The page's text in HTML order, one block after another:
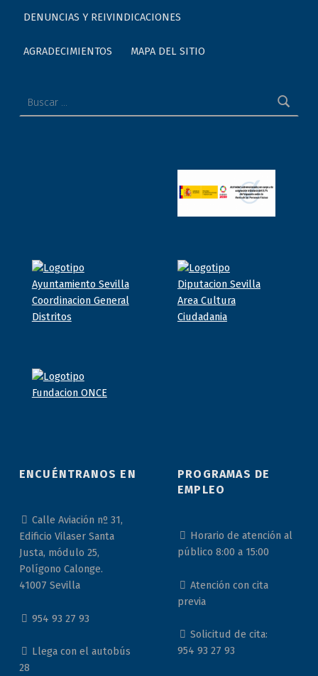
DENUNCIAS Y REIVINDICACIONES
AGRADECIMIENTOS MAPA DEL SITIO
ENCUÉNTRANOS EN
Calle Aviación nº 31,
Edificio Vilaser Santa
Justa, módulo 25,
Polígono Calonge.
41007 Sevilla
954 93 27 93
Llega con el autobús
28
PROGRAMAS DE
EMPLEO
Horario de atención al
público 8:00 a 15:00
Atención con cita
previa
Solicitud de cita:
954 93 27 93